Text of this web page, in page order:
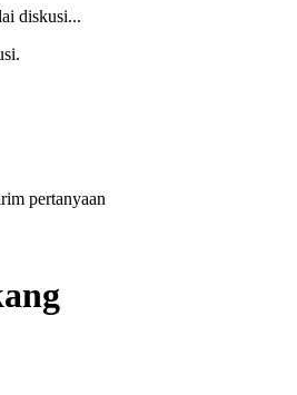
diskusi...
pertanyaan